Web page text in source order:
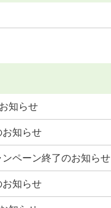
知らせ
お知らせ
ペーン終了のお知らせ
お知らせ